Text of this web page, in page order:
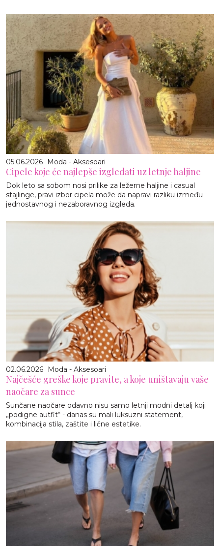
05.06.2026 Moda - Aksesoari
Cipele koje će najlepše izgledati uz letnje haljine
Dok leto sa sobom nosi prilike za ležerne haljine i casual
stajlinge, pravi izbor cipela može da napravi razliku između
jednostavnog i nezaboravnog izgleda.
02.06.2026 Moda - Aksesoari
Najčešće greške koje pravite, a koje uništavaju vaše
naočare za sunce
Sunčane naočare odavno nisu samo letnji modni detalj koji
„podigne autfit“ - danas su mali luksuzni statement,
kombinacija stila, zaštite i lične estetike.